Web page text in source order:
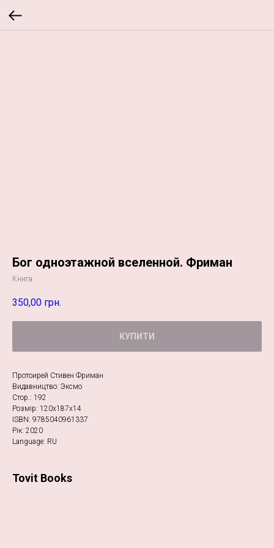
Бог одноэтажной вселенной. Фриман
Книга
350,00 грн.
КУПИТИ
Протоирей Стивен Фриман
Видавництво: Эксмо
Стор.: 192
Розмір: 120х187х14
ISBN: 9785040961337
Рік: 2020
Language: RU
Tovit Books